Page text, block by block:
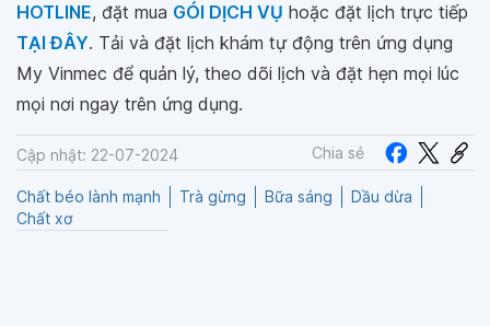
HOTLINE, đặt mua GÓI DỊCH VỤ hoặc đặt lịch trực tiếp
TẠI ĐÂY. Tải và đặt lịch khám tự động trên ứng dụng
My Vinmec để quản lý, theo dõi lịch và đặt hẹn mọi lúc
mọi nơi ngay trên ứng dụng.
Cập nhật: 22-07-2024 Chia sẻ
Chất béo lành mạnh Trà gừng Bữa sáng
Dầu dừa
Chất xơ